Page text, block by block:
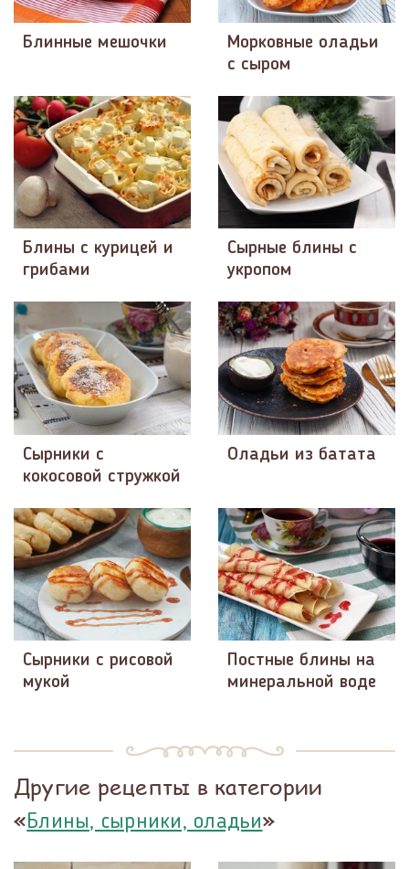
Блинные мешочки
Морковные оладьи
с сыром
Блины с курицей и
грибами
Сырные блины с
укропом
Сырники с
кокосовой стружкой
Оладьи из батата
Сырники с рисовой
мукой
Постные блины на
минеральной воде
Другие рецепты в категории
«Блины, сырники, оладьи»